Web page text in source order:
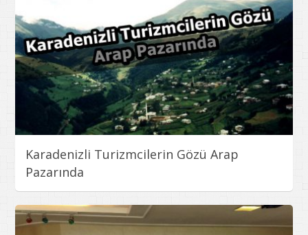
Karadenizli Turizmcilerin Gözü Arap
Pazarında